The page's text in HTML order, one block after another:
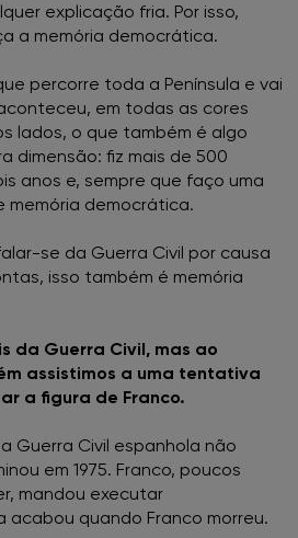
explicação fria. Por isso,
a memória democrática.
percorre toda a Península e vai
em todas as cores
lados, o que também é algo
dimensão: fiz mais de 500
anos e, sempre que faço uma
memória democrática.
se da Guerra Civil por causa
isso também é memória
da Guerra Civil, mas ao
assistimos a uma tentativa
a figura de Franco.
Guerra Civil espanhola não
em 1975. Franco, poucos
mandou executar
acabou quando Franco morreu.